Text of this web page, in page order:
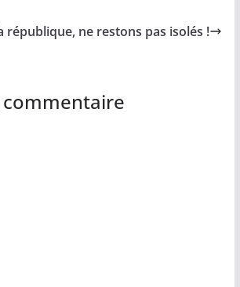
république, ne restons pas isolés !
commentaire